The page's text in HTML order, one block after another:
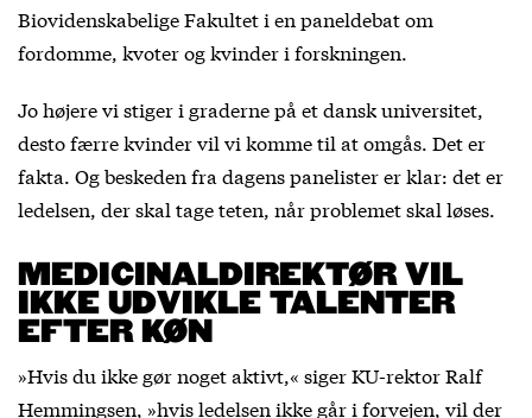
Biovidenskabelige Fakultet i en paneldebat om
fordomme, kvoter og kvinder i forskningen.
Jo højere vi stiger i graderne på et dansk universitet,
desto færre kvinder vil vi komme til at omgås. Det er
fakta. Og beskeden fra dagens panelister er klar: det er
ledelsen, der skal tage teten, når problemet skal løses.
MEDICINALDIREKTØR VIL
IKKE UDVIKLE TALENTER
EFTER KØN
»Hvis du ikke gør noget aktivt,« siger KU-rektor Ralf
Hemmingsen, »hvis ledelsen ikke går i forvejen, vil der